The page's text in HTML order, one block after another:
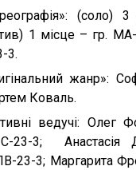
(соло)
1 місце – гр.
3.
жанр»:
Коваль.
ведучі: Олег
23-3; Анастасія
23-3; Маргарита